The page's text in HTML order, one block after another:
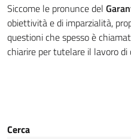
Siccome le pronunce del
obiettività e di imparzialità,
questioni che spesso è
chiarire per tutelare il lavoro di
Cerca